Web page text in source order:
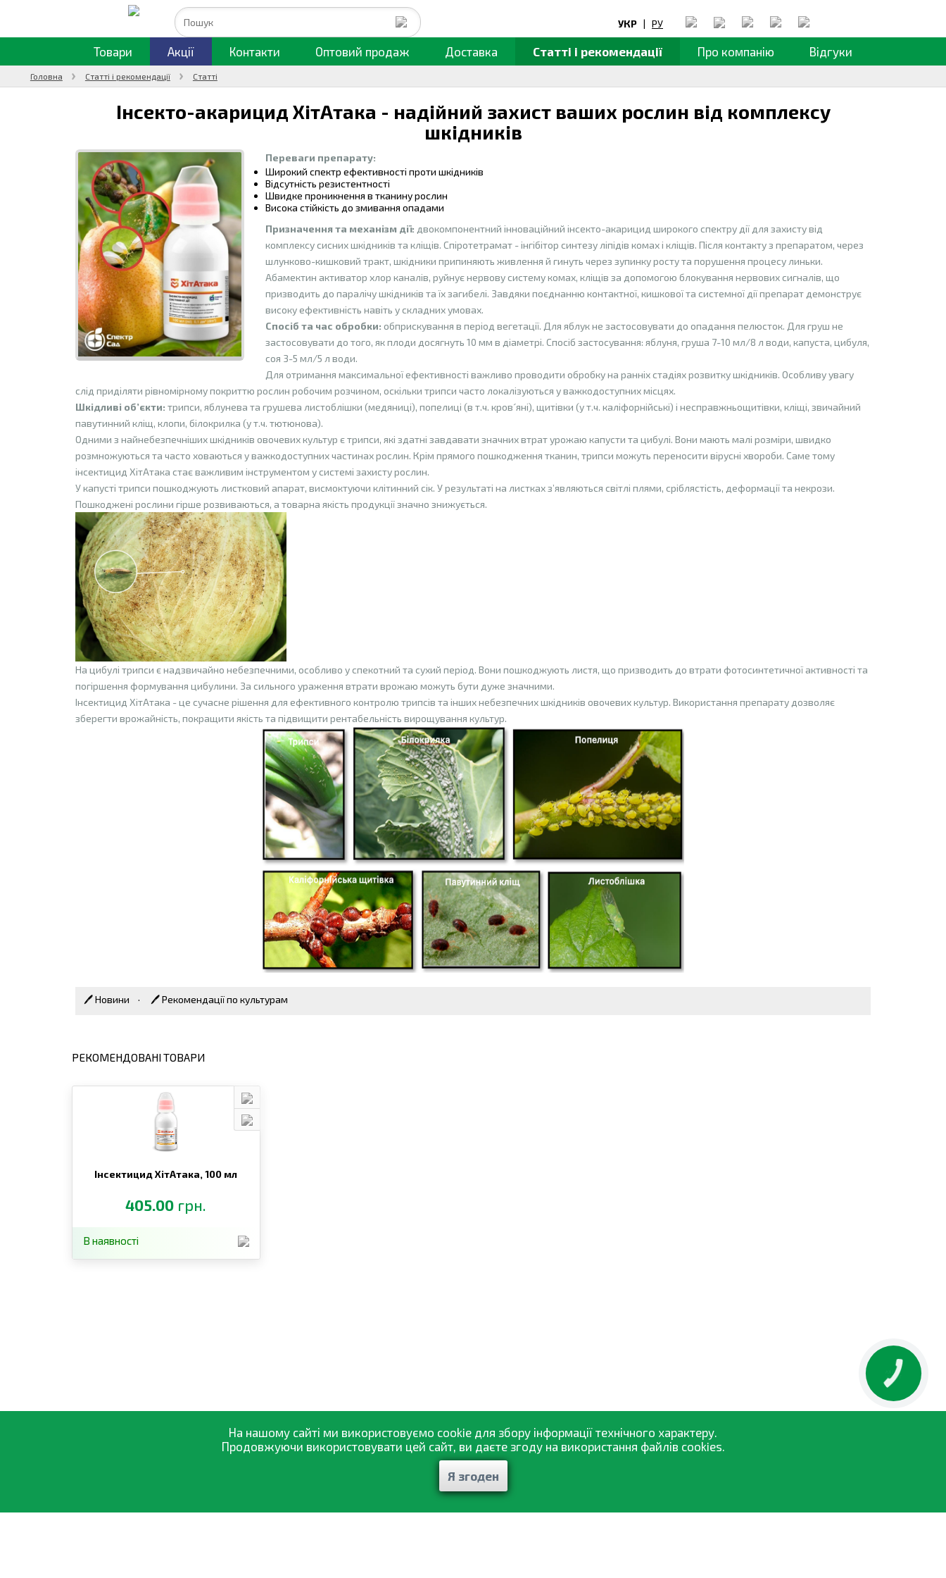
УКР | РУ
Товари Акції Контакти Оптовий продаж Доставка Статті і рекомендації Про компанію Відгуки
Головна Статті і рекомендації Статті
Інсекто-акарицид ХітАтака - надійний захист ваших рослин від комплексу
шкідників
Переваги препарату:
Широкий спектр ефективності проти шкідників
Відсутність резистентності
Швидке проникнення в тканину рослин
Висока стійкість до змивання опадами
Призначення та механізм дії: двокомпонентний інноваційний інсекто-акарицид широкого спектру дії для захисту від
комплексу сисних шкідників та кліщів. Спіротетрамат - інгібітор синтезу ліпідів комах і кліщів. Після контакту з препаратом, через
шлунково-кишковий тракт, шкідники припиняють живлення й гинуть через зупинку росту та порушення процесу линьки.
Абамектин активатор хлор каналів, руйнує нервову систему комах, кліщів за допомогою блокування нервових сигналів, що
призводить до паралічу шкідників та їх загибелі. Завдяки поєднанню контактної, кишкової та системної дії препарат демонструє
високу ефективність навіть у складних умовах.
Спосіб та час обробки: обприскування в період вегетації. Для яблук не застосовувати до опадання пелюсток. Для груш не
застосовувати до того, як плоди досягнуть 10 мм в діаметрі. Спосіб застосування: яблуня, груша 7-10 мл/8 л води, капуста, цибуля,
соя 3-5 мл/5 л води.
Для отримання максимальної ефективності важливо проводити обробку на ранніх стадіях розвитку шкідників. Особливу увагу
слід приділяти рівномірному покриттю рослин робочим розчином, оскільки трипси часто локалізуються у важкодоступних місцях.
Шкідливі об’єкти: трипси, яблунева та грушева листоблішки (медяниці), попелиці (в т.ч. кров´яні), щитівки (у т.ч. каліфорнійські) і несправжньощитівки, кліщі, звичайний
павутинний кліщ, клопи, білокрилка (у т.ч. тютюнова).
Одними з найнебезпечніших шкідників овочевих культур є трипси, які здатні завдавати значних втрат урожаю капусти та цибулі. Вони мають малі розміри, швидко
розмножуються та часто ховаються у важкодоступних частинах рослин. Крім прямого пошкодження тканин, трипси можуть переносити вірусні хвороби. Саме тому
інсектицид ХітАтака стає важливим інструментом у системі захисту рослин.
У капусті трипси пошкоджують листковий апарат, висмоктуючи клітинний сік. У результаті на листках з’являються світлі плями, сріблястість, деформації та некрози.
Пошкоджені рослини гірше розвиваються, а товарна якість продукції значно знижується.
На цибулі трипси є надзвичайно небезпечними, особливо у спекотний та сухий період. Вони пошкоджують листя, що призводить до втрати фотосинтетичної активності та
погіршення формування цибулини. За сильного ураження втрати врожаю можуть бути дуже значними.
Інсектицид ХітАтака - це сучасне рішення для ефективного контролю трипсів та інших небезпечних шкідників овочевих культур. Використання препарату дозволяє
зберегти врожайність, покращити якість та підвищити рентабельність вирощування культур.
🖊 Новини · 🖊 Рекомендації по культурам
РЕКОМЕНДОВАНI ТОВАРИ
Інсектицид ХітАтака, 100 мл
405.00 грн.
В наявності
На нашому сайті ми використовуємо cookie для збору інформації технічного характеру.
Продовжуючи використовувати цей сайт, ви даєте згоду на використання файлів cookies.
Я згоден